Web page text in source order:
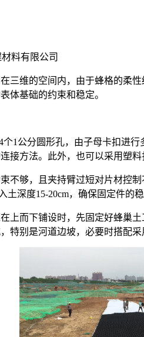
料有限公司
三维的空间内，由于蜂格的柔
体基础的约束和稳定。
1公分圆形孔，由子母卡扣进
接方法。此外，也可以采用塑料
不够，且夹持臂过短对片材控
深度15-20cm，确保固定件的
上而下铺设时，先固定好蜂巢
别是河道边坡，必要时搭配